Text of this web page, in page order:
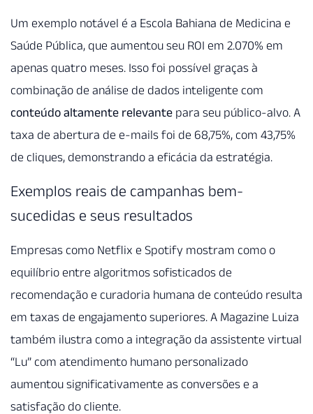
Um exemplo notável é a Escola Bahiana de Medicina e
Saúde Pública, que aumentou seu ROI em 2.070% em
apenas quatro meses. Isso foi possível graças à
combinação de análise de dados inteligente com
conteúdo altamente relevante para seu público-alvo. A
taxa de abertura de e-mails foi de 68,75%, com 43,75%
de cliques, demonstrando a eficácia da estratégia.
Exemplos reais de campanhas bem-
sucedidas e seus resultados
Empresas como Netflix e Spotify mostram como o
equilíbrio entre algoritmos sofisticados de
recomendação e curadoria humana de conteúdo resulta
em taxas de engajamento superiores. A Magazine Luiza
também ilustra como a integração da assistente virtual
“Lu” com atendimento humano personalizado
aumentou significativamente as conversões e a
satisfação do cliente.